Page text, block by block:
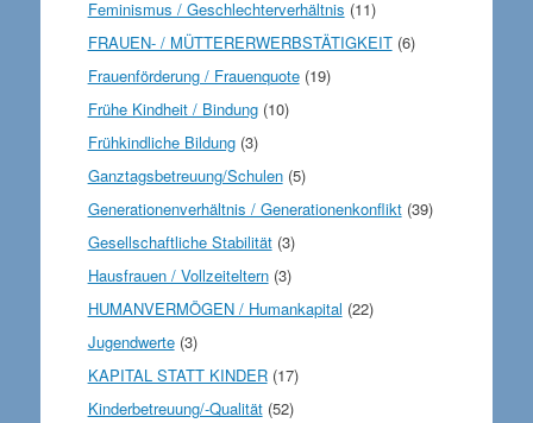
Feminismus / Geschlechterverhältnis (11)
FRAUEN- / MÜTTERERWERBSTÄTIGKEIT(6)
Frauenförderung / Frauenquote(19)
Frühe Kindheit / Bindung(10)
Frühkindliche Bildung(3)
Ganztagsbetreuung/Schulen(5)
Generationenverhältnis / Generationenkonflikt(39)
Gesellschaftliche Stabilität(3)
Hausfrauen / Vollzeiteltern(3)
HUMANVERMÖGEN / Humankapital (22)
Jugendwerte(3)
KAPITAL STATT KINDER(17)
Kinderbetreuung/-Qualität(52)